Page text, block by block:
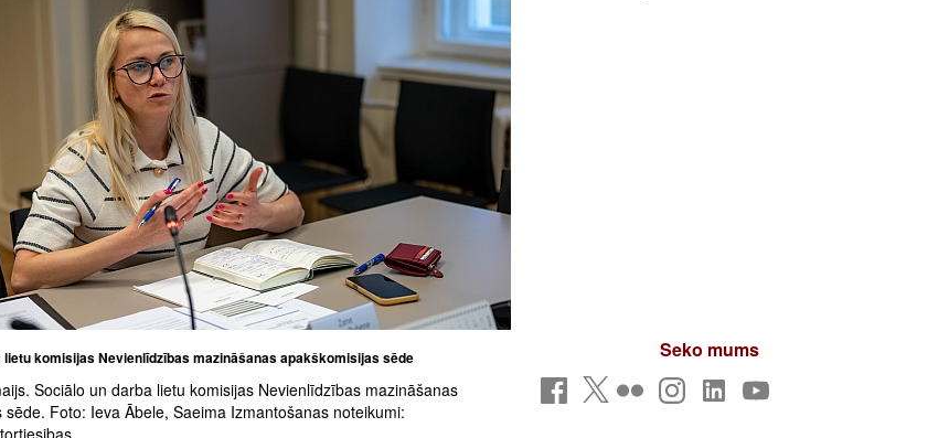
lietu komisijas Nevienlīdzības mazināšanas apakškomisijas sēde
Sociālo un darba lietu komisijas Nevienlīdzības mazināšanas
sēde. Foto: Ieva Ābele, Saeima Izmantošanas noteikumi:
Seko mums